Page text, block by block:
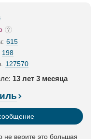
615
198
127570
13 лет 3 месяца
не верите это большая